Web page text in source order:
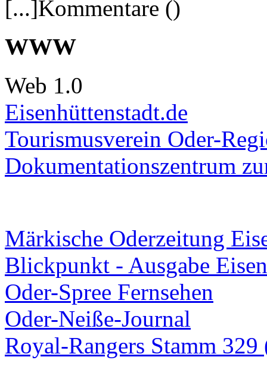
[...]Kommentare ()
WWW
Web 1.0
Eisenhüttenstadt.de
Tourismusverein Oder-
Dokumentationszentrum
Märkische Oderzeitung
Blickpunkt - Ausgabe
Oder-Spree Fernsehen
Oder-Neiße-Journal
Royal-Rangers Stamm